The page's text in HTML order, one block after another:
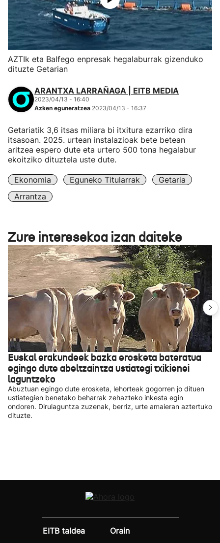
AZTIk eta Balfego enpresak hegalaburrak gizenduko
dituzte Getarian
ARANTXA LARRAÑAGA | EITB MEDIA
2023/04/13 - 16:40
Azken eguneratzea 2023/04/13 - 16:37
Getariatik 3,6 itsas miliara bi itxitura ezarriko dira
itsasoan. 2025. urtean instalazioak bete betean
aritzea espero dute eta urtero 500 tona hegalabur
ekoitziko dituztela uste dute.
Ekonomia Eguneko Titularrak
Getaria
Arrantza
Zure interesekoa izan daiteke
Euskal erakundeek bazka erosketa bateratua
egingo dute abeltzaintza ustiategi txikienei
laguntzeko
Abuztuan egingo dute erosketa, lehorteak gogorren jo dituen
ustiategien benetako beharrak zehazteko inkesta egin
ondoren. Dirulaguntza zuzenak, berriz, urte amaieran aztertuko
dituzte.
EITB taldea
Orain